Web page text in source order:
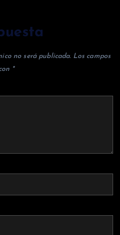
no será publicada. Los campos
*